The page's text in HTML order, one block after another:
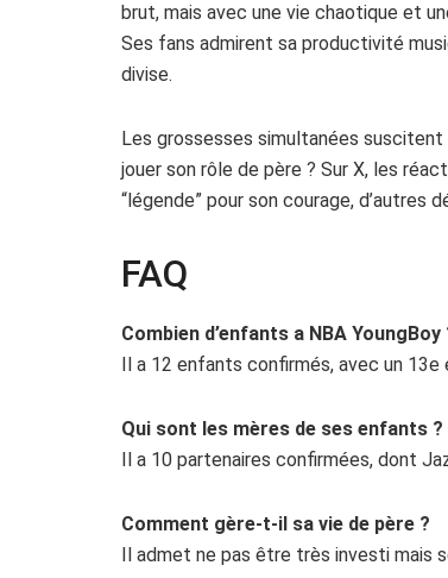
brut, mais avec une vie chaotique et
Ses fans admirent sa productivité
divise.
Les grossesses simultanées
jouer son rôle de père ? Sur X, les
“légende” pour son courage, d’autres
FAQ
Combien d’enfants a NBA YoungBoy
Il a 12 enfants confirmés, avec un 13e
Qui sont les mères de ses enfants ?
Il a 10 partenaires confirmées, dont
Comment gère-t-il sa vie de père ?
Il admet ne pas être très investi mais